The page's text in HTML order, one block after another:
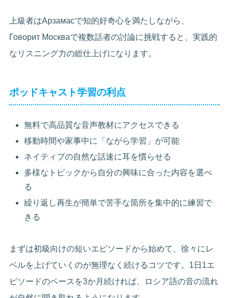
上級者はАрзамасで知的好奇心を満たしながら、
Говорит Москваで複数話者の討論に挑戦すると、実践的
なリスニング力の総仕上げになります。
ポッドキャスト学習の利点
無料で高品質な音声教材にアクセスできる
移動時間や家事中に「ながら学習」が可能
ネイティブの自然な話速に耳を慣らせる
多様なトピックから自分の興味に合った内容を選べ
る
繰り返し再生が簡単で苦手な箇所を集中的に練習で
きる
まずは初級向けの短いエピソードから始めて、徐々にレ
ベルを上げていくのが無理なく続けるコツです。1日1エ
ピソードのペースを3か月続ければ、ロシア語の音の流れ